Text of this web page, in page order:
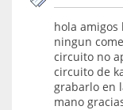
hola
ningun
circuito no
circuito de
grabarlo en
mano